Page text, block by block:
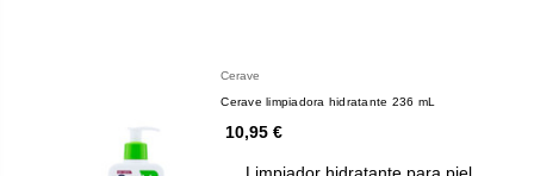
Cerave
Cerave limpiadora hidratante 236 mL
10,95 €